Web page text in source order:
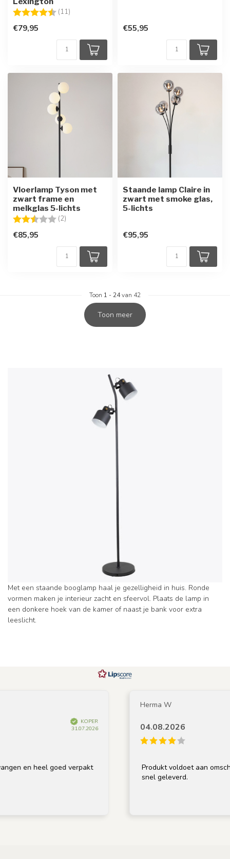
Beoordeling: (11)
€79,95 €55,95
Vloerlamp Tyson met
zwart frame en
melkglas 5-lichts
Beoordeling: (2)
€85,95
Staande lamp Claire in
zwart met smoke glas,
5-lichts
€95,95
Toon 1 - 24van 42
Toon meer
Met een staande booglamp haal je gezelligheid in huis. Ronde
vormen maken je interieur zacht en sfeervol. Plaats de lamp in
een donkere hoek van de kamer of naast je bank voor extra
leeslicht.
heel goed verpakt
Herma W
04.08.2026
Produkt voldoet aan omschrijving,
snel geleverd.